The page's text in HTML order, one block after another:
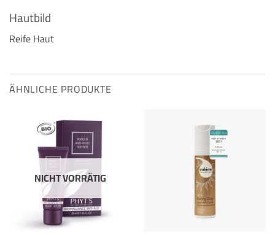
Hautbild
Reife Haut
ÄHNLICHE PRODUKTE
NICHT VORRÄTIG